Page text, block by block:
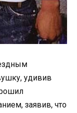
удивив
заявив, что